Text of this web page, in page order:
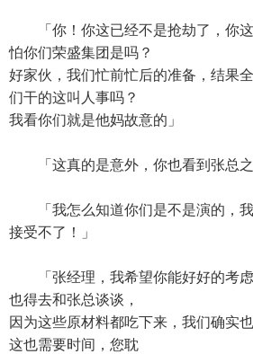
「你！你这已经不是抢劫了，你这
怕你们荣盛集团是吗？
好家伙，我们忙前忙后的准备，结果
们干的这叫人事吗？
我看你们就是他妈故意的」
「这真的是意外，你也看到张总之
「我怎么知道你们是不是演的，我
接受不了！」
「张经理，我希望你能好好的考虑
也得去和张总谈谈，
因为这些原材料都吃下来，我们确实
这也需要时间，您耽